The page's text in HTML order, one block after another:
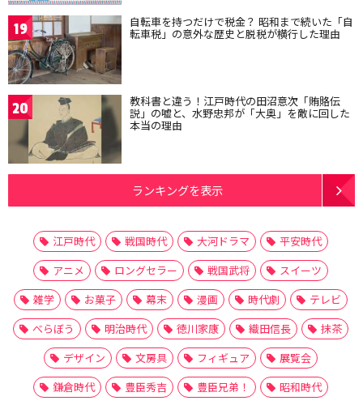
19 自転車を持つだけで税金？ 昭和まで続いた「自
転車税」の意外な歴史と脱税が横行した理由
20 教科書と違う！江戸時代の田沼意次「賄賂伝
説」の嘘と、水野忠邦が「大奥」を敵に回した
本当の理由
ランキングを表示
江戸時代 戦国時代 大河ドラマ
平安時代
アニメ
ロングセラー 戦国武将
スイーツ
雑学
お菓子 幕末 漫画 時代劇
テレビ
べらぼう
明治時代 徳川家康 織田信長
抹茶
デザイン
文房具 フィギュア
展覧会
鎌倉時代
豊臣秀吉 豊臣兄弟！
昭和時代